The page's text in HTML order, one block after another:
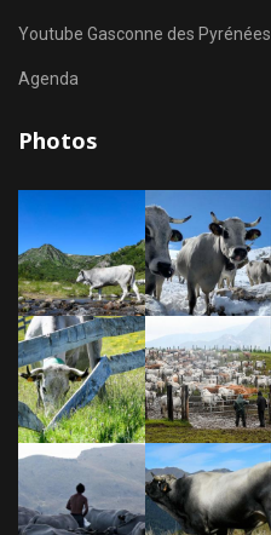
Youtube Gasconne des Pyrénées
Agenda
Photos